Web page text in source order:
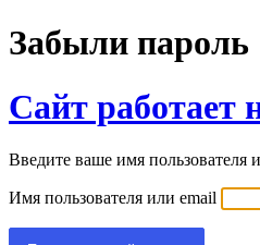
Забыли пароль
Сайт работает
Введите ваше имя пользователя
Имя пользователя или email